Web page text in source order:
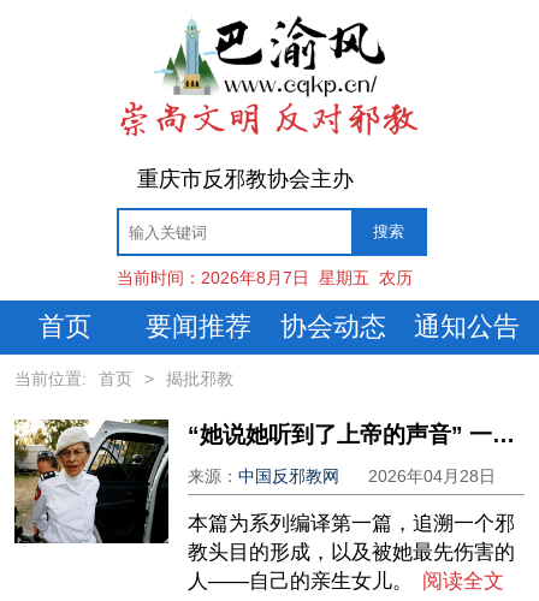
重庆市反邪教协会主办
当前时间： 2026年8月7日 星期五 农历
首页 要闻推荐 协会动态 通知公告
当前位置: 首页 > 揭批邪教
“她说她听到了上帝的声音” 一个加州邪教的诞生与一个女孩被偷走的童年
来源：中国反邪教网 2026年04月28日
本篇为系列编译第一篇，追溯一个邪
教头目的形成，以及被她最先伤害的
人——自己的亲生女儿。
阅读全文